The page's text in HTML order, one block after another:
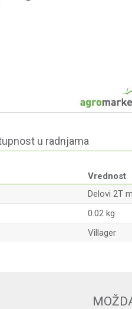
u radnjama
Vrednost
Delovi 2T
0.02 kg
Villager